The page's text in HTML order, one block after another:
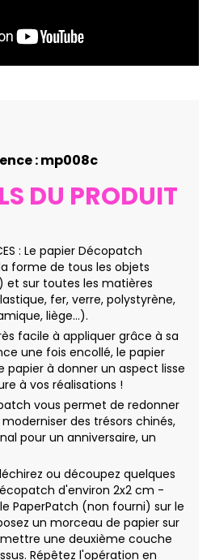
: mp008c
DU PRODUIT
: Le papier Décopatch
forme de tous les objets
et sur toutes les matières
fer, verre, polystyrène,
liège…).
facile à appliquer grâce à sa
une fois encollé, le papier
papier à donner un aspect lisse
à vos réalisations !
vous permet de redonner
des trésors chinés,
pour un anniversaire, un
déchirez ou découpez quelques
d'environ 2x2 cm -
PaperPatch (non fourni) sur le
un morceau de papier sur
une deuxième couche
Répêtez l'opération en